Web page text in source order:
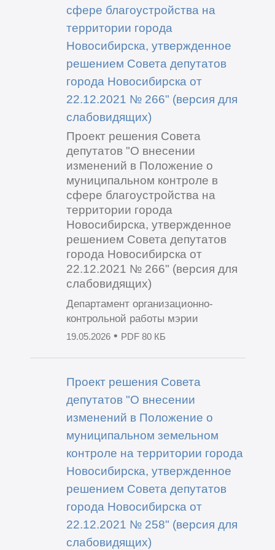
сфере благоустройства на
территории города
Новосибирска, утвержденное
решением Совета депутатов
города Новосибирска от
22.12.2021 № 266" (версия для
слабовидящих)
Проект решения Совета
депутатов "О внесении
изменений в Положение о
муниципальном контроле в
сфере благоустройства на
территории города
Новосибирска, утвержденное
решением Совета депутатов
города Новосибирска от
22.12.2021 № 266" (версия для
слабовидящих)
Департамент организационно-
контрольной работы мэрии
19.05.2026• PDF 80 КБ
Проект решения Совета
депутатов "О внесении
изменений в Положение о
муниципальном земельном
контроле на территории города
Новосибирска, утвержденное
решением Совета депутатов
города Новосибирска от
22.12.2021 № 258" (версия для
слабовидящих)